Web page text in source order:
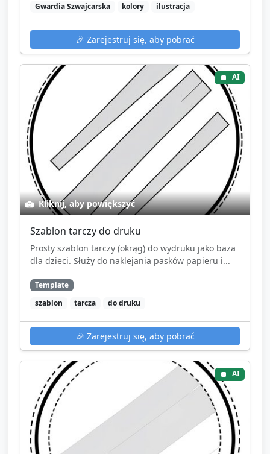
Gwardia Szwajcarska
kolory ilustracja
🎉 Zarejestruj się, aby pobrać
AI
Kliknij, aby powiększyć
Szablon tarczy do druku
Prosty szablon tarczy (okrąg) do wydruku jako baza
dla dzieci. Służy do naklejania pasków papieru i...
Template
szablon
tarcza do druku
🎉 Zarejestruj się, aby pobrać
AI